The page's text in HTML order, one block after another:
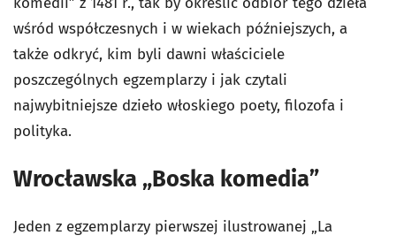
wśród współczesnych i w wiekach późniejszych, a
także odkryć, kim byli dawni właściciele
poszczególnych egzemplarzy i jak czytali
najwybitniejsze dzieło włoskiego poety, filozofa i
polityka.
Wrocławska „Boska komedia”
Jeden z egzemplarzy pierwszej ilustrowanej „La